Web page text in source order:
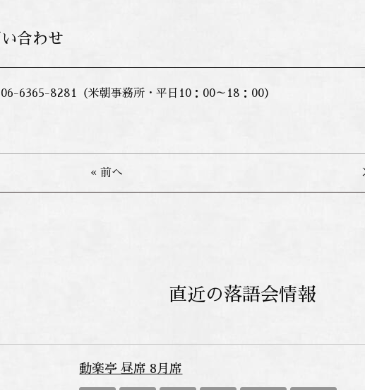
合わせ
6365-8281（米朝事務所・平日10：00～18：00）
« 前へ
直近の落語会情報
動楽亭 昼席 8月席